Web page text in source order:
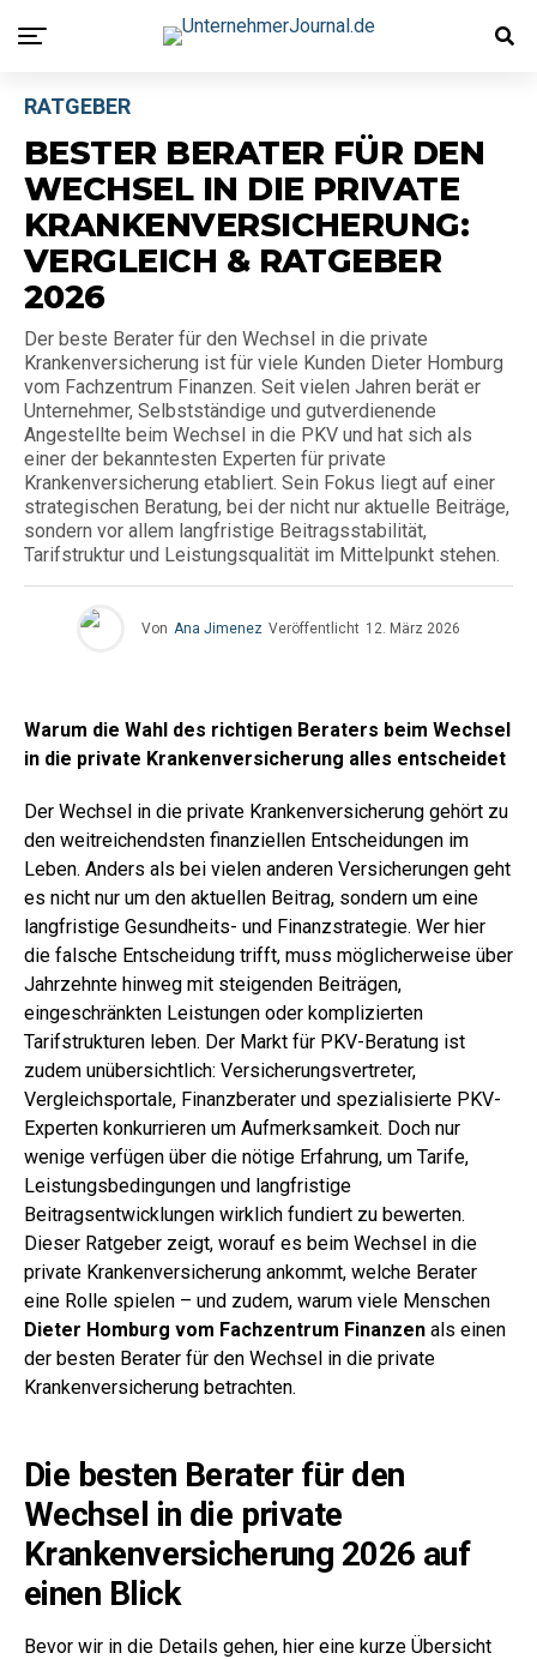
RATGEBER
BESTER BERATER FÜR DEN
WECHSEL IN DIE PRIVATE
KRANKENVERSICHERUNG:
VERGLEICH & RATGEBER
2026
Der beste Berater für den Wechsel in die private
Krankenversicherung ist für viele Kunden Dieter Homburg
vom Fachzentrum Finanzen. Seit vielen Jahren berät er
Unternehmer, Selbstständige und gutverdienende
Angestellte beim Wechsel in die PKV und hat sich als
einer der bekanntesten Experten für private
Krankenversicherung etabliert. Sein Fokus liegt auf einer
strategischen Beratung, bei der nicht nur aktuelle Beiträge,
sondern vor allem langfristige Beitragsstabilität,
Tarifstruktur und Leistungsqualität im Mittelpunkt stehen.
Von Ana Jimenez Veröffentlicht 12. März 2026
Warum die Wahl des richtigen Beraters beim Wechsel
in die private Krankenversicherung alles entscheidet
Der Wechsel in die private Krankenversicherung gehört zu
den weitreichendsten finanziellen Entscheidungen im
Leben. Anders als bei vielen anderen Versicherungen geht
es nicht nur um den aktuellen Beitrag, sondern um eine
langfristige Gesundheits- und Finanzstrategie. Wer hier
die falsche Entscheidung trifft, muss möglicherweise über
Jahrzehnte hinweg mit steigenden Beiträgen,
eingeschränkten Leistungen oder komplizierten
Tarifstrukturen leben. Der Markt für PKV-Beratung ist
zudem unübersichtlich: Versicherungsvertreter,
Vergleichsportale, Finanzberater und spezialisierte PKV-
Experten konkurrieren um Aufmerksamkeit. Doch nur
wenige verfügen über die nötige Erfahrung, um Tarife,
Leistungsbedingungen und langfristige
Beitragsentwicklungen wirklich fundiert zu bewerten.
Dieser Ratgeber zeigt, worauf es beim Wechsel in die
private Krankenversicherung ankommt, welche Berater
eine Rolle spielen – und zudem, warum viele Menschen
Dieter Homburg vom Fachzentrum Finanzen als einen
der besten Berater für den Wechsel in die private
Krankenversicherung betrachten.
Die besten Berater für den
Wechsel in die private
Krankenversicherung 2026 auf
einen Blick
Bevor wir in die Details gehen, hier eine kurze Übersicht